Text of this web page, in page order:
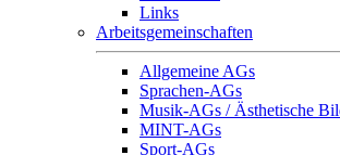
Links
Arbeitsgemeinschaften
Allgemeine AGs
Sprachen-AGs
Musik-AGs / Ästhetische
MINT-AGs
Sport-AGs